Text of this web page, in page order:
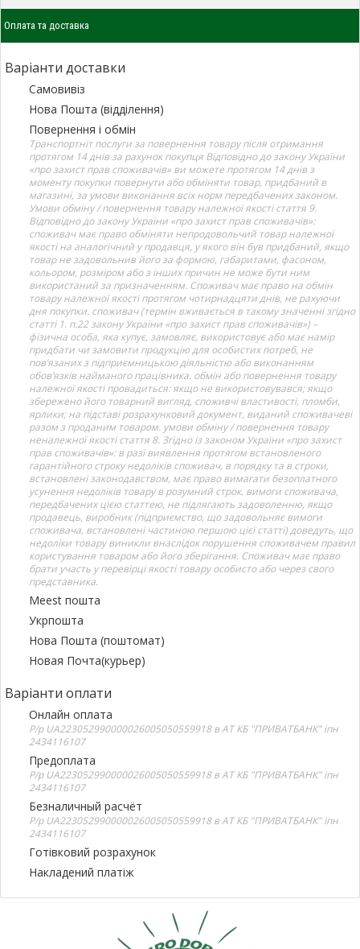
Оплата та доставка
Варіанти доставки
Самовивіз
Нова Пошта (відділення)
Повернення і обмін
Транспортніт послуги за повернення товару після отримання
протягом 14 днів за рахунок покупця Відповідно до закону України
«про захист прав споживачів» ви можете протягом 14 днів з
моменту покупки повернути або обміняти товар, придбаний в
магазині, за умови виконання всіх норм передбачених законом.
Умови обміну / повернення товару належної якості стаття 9.
Відповідно до закону України «про захист прав споживачів»:
споживач має право обміняти непродовольчий товар належної
якості на аналогічний у продавця, у якого він був придбаний, якщо
товар не задовольнив його за формою, габаритами, фасоном,
кольором, розміром або з інших причин не може бути ним
використаний за призначенням. Споживач має право на обмін
товару належної якості протягом чотирнадцяти днів, не рахуючи
дня покупки. споживач (термін вживається в такому значенні згідно
статті 1. п.22 закону України «про захист прав споживачів») –
фізична особа, яка купує, замовляє, використовує або має намір
придбати чи замовити продукцію для особистих потреб, не
пов’язаних з підприємницькою діяльністю або виконанням
обов’язків найманого працівника. обмін або повернення товару
належної якості провадиться: якщо не використовувався; якщо
збережено його товарний вигляд, споживчі властивості, пломби,
ярлики; на підставі розрахунковий документ, виданий споживачеві
разом з проданим товаром. умови обміну / повернення товару
неналежної якості стаття 8. Згідно із законом України «про захист
прав споживачів»: в разі виявлення протягом встановленого
гарантійного строку недоліків споживач, в порядку та в строки,
встановлені законодавством, має право вимагати безоплатного
усунення недоліків товару в розумний строк. вимоги споживача,
передбачених цією статтею, не підлягають задоволенню, якщо
продавець, виробник (підприємство, що задовольняє вимоги
споживача, встановлені частиною першою цієї статті) доведуть, що
недоліки товару виникли внаслідок порушення споживачем правил
користування товаром або його зберігання. Споживач має право
брати участь у перевірці якості товару особисто або через свого
представника.
Meest пошта
Укрпошта
Нова Пошта (поштомат)
Новая Почта(курьер)
Варіанти оплати
Онлайн оплата
Р/р UA223052990000026005050559918 в АТ КБ "ПРИВАТБАНК" іпн
2434116107
Предоплата
Р/р UA223052990000026005050559918 в АТ КБ "ПРИВАТБАНК" іпн
2434116107
Безналичный расчёт
Р/р UA223052990000026005050559918 в АТ КБ "ПРИВАТБАНК" іпн
2434116107
Готівковий розрахунок
Накладений платіж